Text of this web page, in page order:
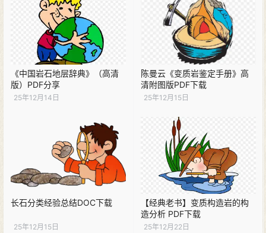
《中国岩石地层辞典》（高清
版）PDF分享
25年12月14日
陈曼云《变质岩鉴定手册》高
清附图版PDF下载
25年12月15日
长石分类经验总结DOC下载
25年12月15日
【经典老书】变质构造岩的构
造分析 PDF下载
25年12月22日